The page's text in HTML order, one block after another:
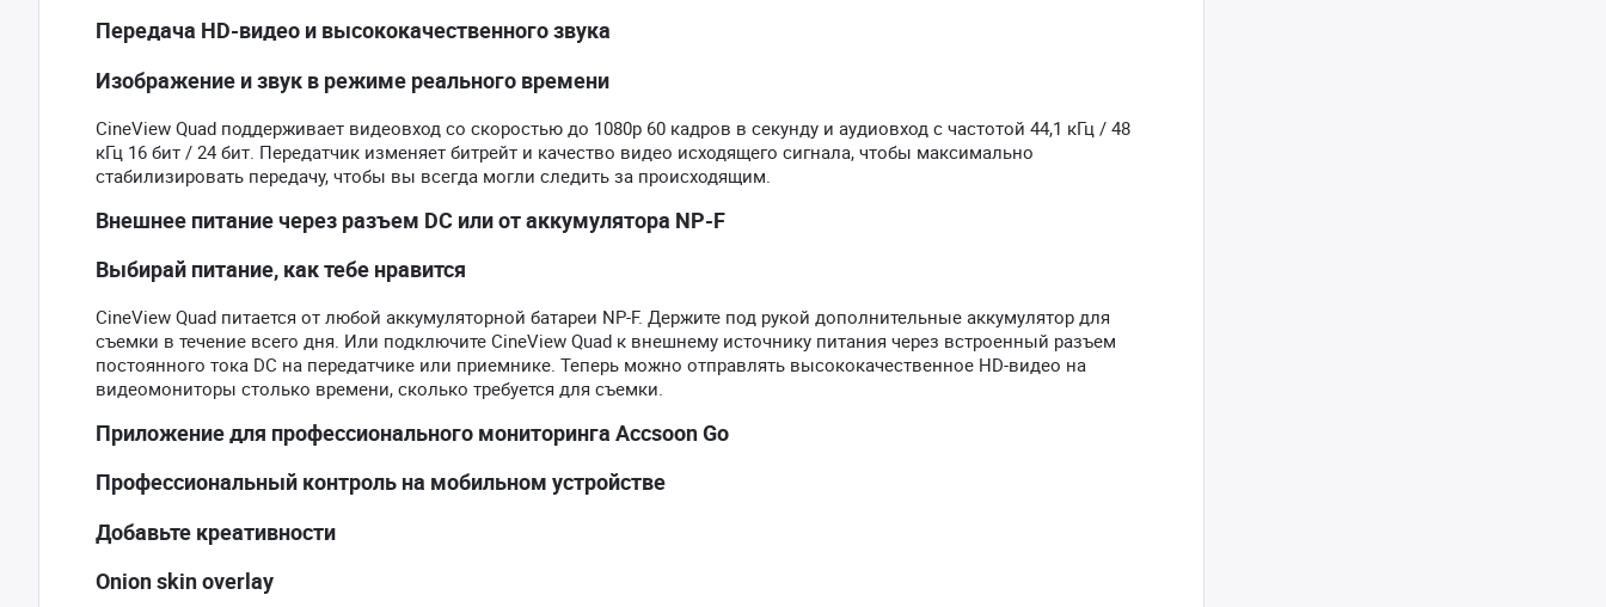
Передача HD-видео и высококачественного звука
Изображение и звук в режиме реального времени
CineView Quad поддерживает видеовход со скоростью до 1080p 60 кадров в секунду и аудиовход с частотой 44,1 кГц / 48
кГц 16 бит / 24 бит. Передатчик изменяет битрейт и качество видео исходящего сигнала, чтобы максимально
стабилизировать передачу, чтобы вы всегда могли следить за происходящим.
Внешнее питание через разъем DC или от аккумулятора NP-F
Выбирай питание, как тебе нравится
CineView Quad питается от любой аккумуляторной батареи NP-F. Держите под рукой дополнительные аккумулятор для
съемки в течение всего дня. Или подключите CineView Quad к внешнему источнику питания через встроенный разъем
постоянного тока DC на передатчике или приемнике. Теперь можно отправлять высококачественное HD-видео на
видеомониторы столько времени, сколько требуется для съемки.
Приложение для профессионального мониторинга Accsoon Go
Профессиональный контроль на мобильном устройстве
Добавьте креативности
Onion skin overlay